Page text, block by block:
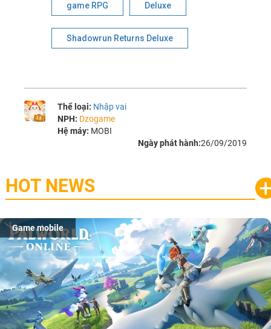
game RPG Deluxe
Shadowrun Returns Deluxe
Thể loại: Nhập vai
NPH: Dzogame
Hệ máy: MOBI
Ngày phát hành:26/09/2019
HOT NEWS
Game mobile